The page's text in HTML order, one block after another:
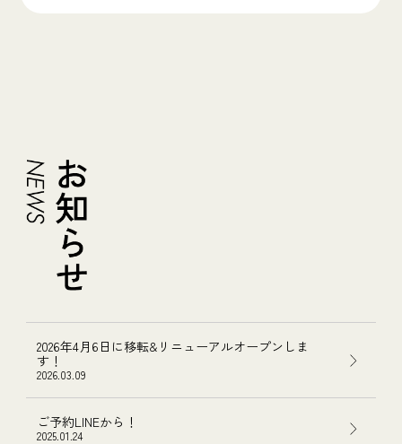
2026年4月6日に移転&リニューアルオープンしま
す！
2026.03.09
ご予約LINEから！
2025.01.24